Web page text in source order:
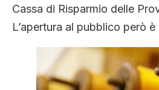
Cassa di Risparmio delle
L’apertura al pubblico però